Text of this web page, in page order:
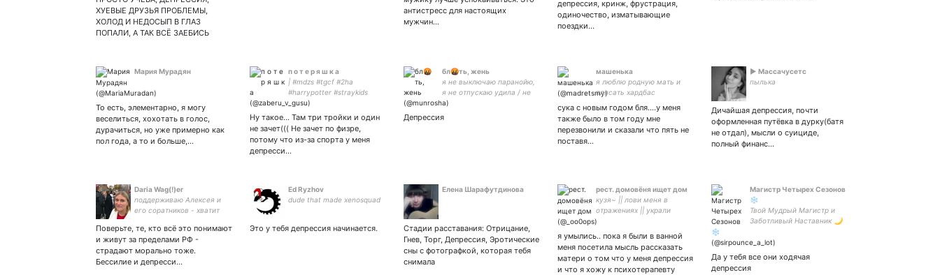
дерьма ~женщина-кошка
~на волосок от депрессии
~ищу истину в вине
ХУЕВЫЕ ДРУЗЬЯ ПРОБЛЕМЫ,
ХОЛОД И НЕДОСЫП В ГЛАЗ
ПОПАЛИ, А ТАК ВСЁ ЗАЕБИСЬ
антистресс для настоящих
мужчин…
депрессия, кринж, фрустрация,
одиночество, изматывающие
поездки…
Мария Мурадян
То есть, элементарно, я могу
веселиться, хохотать в голос,
дурачиться, но уже примерно как
пол года, а то и больше,…
п о т е р я ш к а
| #mdzs #tgcf #2ha
#harrypotter #straykids
#yuwu | #cosplay | супруга:
🖤 | БЕЗ РАЗРЕШЕНИЯ
НИЧЕГО НЕ БРАТЬ |
Ну такое... Там три тройки и один
не зачет((( Не зачет по физре,
потому что из-за спорта у меня
депресси…
бл🤬ть, жень
я не выключаю паранойю,
я не отпускаю удила / не
улыбаюсь в тик токе, но
Депрессия
машенька
я люблю родную мать и
плясать хардбас
сука с новым годом бля….у меня
также было в том году мне
перезвонили и сказали что пять не
поставя…
► Массачусетс‎
пылька
Дичайшая депрессия, почти
оформленная путёвка в дурку(батя
не отдал), мысли о суициде,
полный финанс…
Daria Wag(!)er
поддерживаю Алексея и
его соратников - хватит
под суд. ФСБ - разогнать!
Поверьте, те, кто всё это понимают
и живут за пределами РФ -
страдают морально тоже.
Бессилие и депресси…
Ed Ryzhov
dude that made ​​xenosquad
Это у тебя депрессия начинается.
Елена Шарафутдинова
Стадии расставания: Отрицание,
Гнев, Торг, Депрессия, Эротические
сны с фотографкой, которая тебя
снимала
рест. домовёня ищет дом
кузя~ || лови меня в
отражениях || украли
комфорт || они/их || cooorn
я умылись.. пока я были в ванной
меня посетила мысль рассказать
матери о том что у меня депрессия
и что я хожу к психотерапевту
Магистр Четырех Сезонов
❄️
Твой Мудрый Магистр и
Заботливый Наставник 🌙
#TheUntamed ●#SVSSS
●#DragonAge ●#Hades
Да у тебя все они ходячая
депрессия